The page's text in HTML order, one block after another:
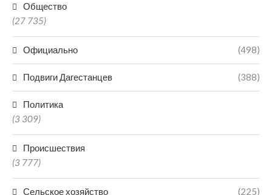
Общество
(27 735)
Официально (498)
Подвиги Дагестанцев (388)
Политика
(3 309)
Происшествия
(3 777)
Сельское хозяйство (225)